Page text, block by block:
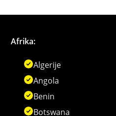
Afrika:
Algerije
Angola
Benin
Botswana